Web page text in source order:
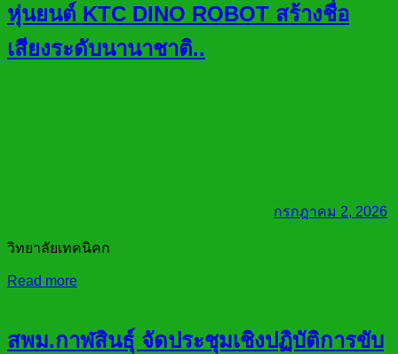
หุ่นยนต์ KTC DINO ROBOT สร้างชื่อ
เสียงระดับนานาชาติ..
กรกฎาคม 2, 2026
วิทยาลัยเทคนิคก
Read more
สพม.กาฬสินธุ์ จัดประชุมเชิงปฏิบัติการขับ